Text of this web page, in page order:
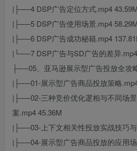
|├──4 DSP广告定位方式.mp4
|├──5 DSP广告使用场景.mp4
|├──6 DSP广告成功秘籍.mp4
|└──7 DSP广告与SD广告的差异
├──05、亚马逊展示型广告投放全攻
|├──01-展示型广告商品投放策略
|├──02-三种竞价优化逻相与不同场
案.mp4 45.36M
|├──03-上下文相关性投放实战技巧
|├──04-展示型广告商品投放的应用